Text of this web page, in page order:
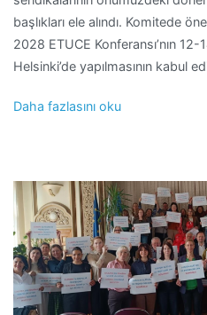
başlıkları ele alındı. Komitede
2028 ETUCE Konferansı’nın
Helsinki’de yapılmasının kabul
Daha fazlasını oku